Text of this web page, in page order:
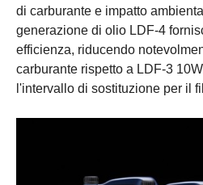
di carburante e impatto
generazione di olio LDF-4
efficienza, riducendo
carburante rispetto a LDF-3
l'intervallo di sostituzione per il